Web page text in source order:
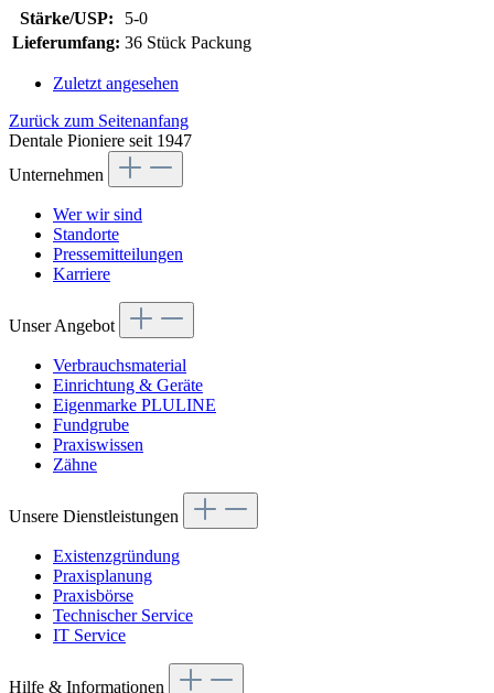
Stärke/USP:
5-0
Lieferumfang: 36 Stück Packung
Zuletzt angesehen
Zurück zum Seitenanfang
Dentale Pioniere seit 1947
Unternehmen
Wer wir sind
Standorte
Pressemitteilungen
Karriere
Unser Angebot
Verbrauchsmaterial
Einrichtung & Geräte
Eigenmarke PLULINE
Fundgrube
Praxiswissen
Zähne
Unsere Dienstleistungen
Existenzgründung
Praxisplanung
Praxisbörse
Technischer Service
IT Service
Hilfe & Informationen